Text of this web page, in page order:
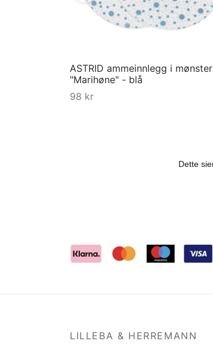
ASTRID ammeinnlegg i mønster
"Marihøne" - blå
98 kr
LILLEBA & HERREMANN